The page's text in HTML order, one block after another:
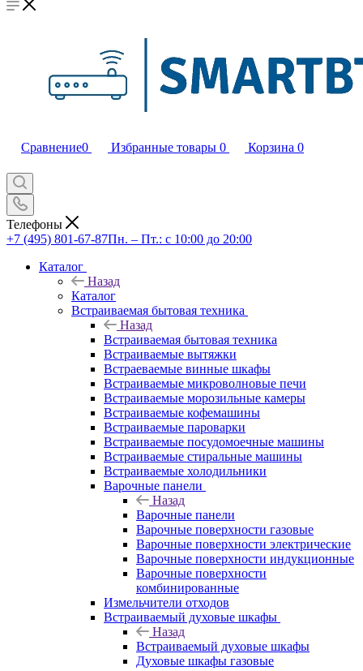
Сравнение0 Избранные товары 0 Корзина 0
Телефоны
+7 (495) 801-67-87Пн. – Пт.: с 10:00 до 20:00
Каталог
Назад
Каталог
Встраиваемая бытовая техника
Назад
Встраиваемая бытовая техника
Встраиваемые вытяжки
Встраеваемые винные шкафы
Встраиваемые микроволновые печи
Встраиваемые морозильные камеры
Встраиваемые кофемашины
Встраиваемые пароварки
Встраиваемые посудомоечные машины
Встраиваемые стиральные машины
Встраиваемые холодильники
Варочные панели
Назад
Варочные панели
Варочные поверхности газовые
Варочные поверхности электрические
Варочные поверхности индукционные
Варочные поверхности
комбинированные
Измельчители отходов
Встраиваемый духовые шкафы
Назад
Встраиваемый духовые шкафы
Духовые шкафы газовые